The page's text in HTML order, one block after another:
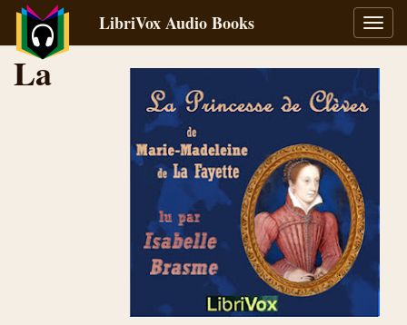
LibriVox Audio Books
La